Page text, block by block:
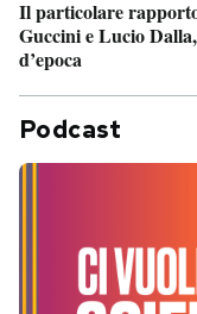
Il particolare
Guccini e Lucio
d’epoca
Podcast